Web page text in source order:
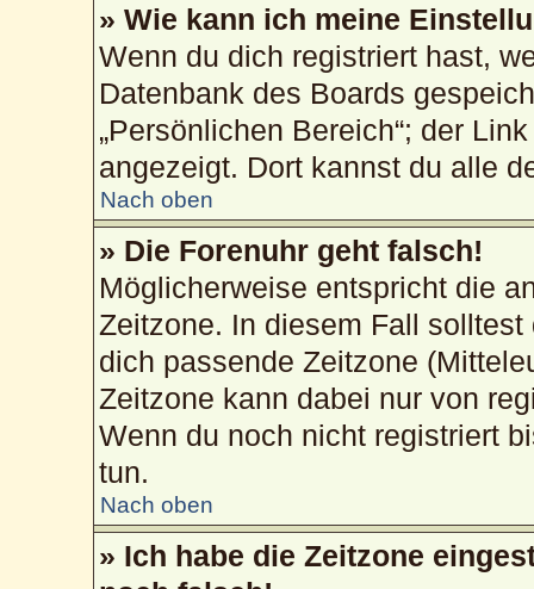
» Wie kann ich meine
Wenn du dich registriert hast,
Datenbank des Boards
„Persönlichen Bereich“; der
angezeigt. Dort kannst du alle
Nach oben
» Die Forenuhr geht falsch!
Möglicherweise entspricht die
Zeitzone. In diesem Fall solltest
dich passende Zeitzone
Zeitzone kann dabei nur von
Wenn du noch nicht registriert
tun.
Nach oben
» Ich habe die Zeitzone